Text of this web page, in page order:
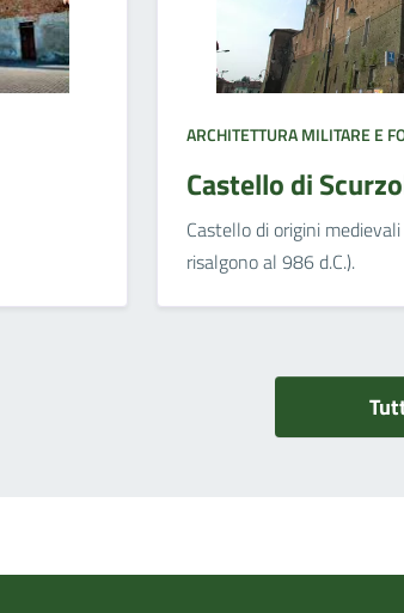
ARCHITETTURA MILITARE E
Castello di
Castello di origini
risalgono al 986 d.C.).